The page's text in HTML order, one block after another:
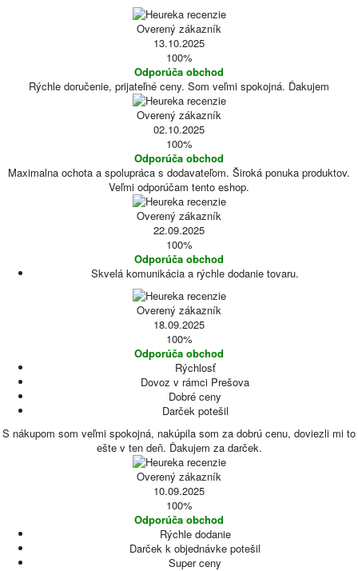
Overený zákazník
13.10.2025
100%
Odporúča obchod
Rýchle doručenie, prijateľné ceny. Som veľmi spokojná. Ďakujem
Overený zákazník
02.10.2025
100%
Odporúča obchod
Maximalna ochota a spolupráca s dodavateľom. Široká ponuka produktov.
Veľmi odporúčam tento eshop.
Overený zákazník
22.09.2025
100%
Odporúča obchod
Skvelá komunikácia a rýchle dodanie tovaru.
Overený zákazník
18.09.2025
100%
Odporúča obchod
Rýchlosť
Dovoz v rámci Prešova
Dobré ceny
Darček potešil
S nákupom som veľmi spokojná, nakúpila som za dobrú cenu, doviezli mi to
ešte v ten deň. Ďakujem za darček.
Overený zákazník
10.09.2025
100%
Odporúča obchod
Rýchle dodanie
Darček k objednávke potešil
Super ceny